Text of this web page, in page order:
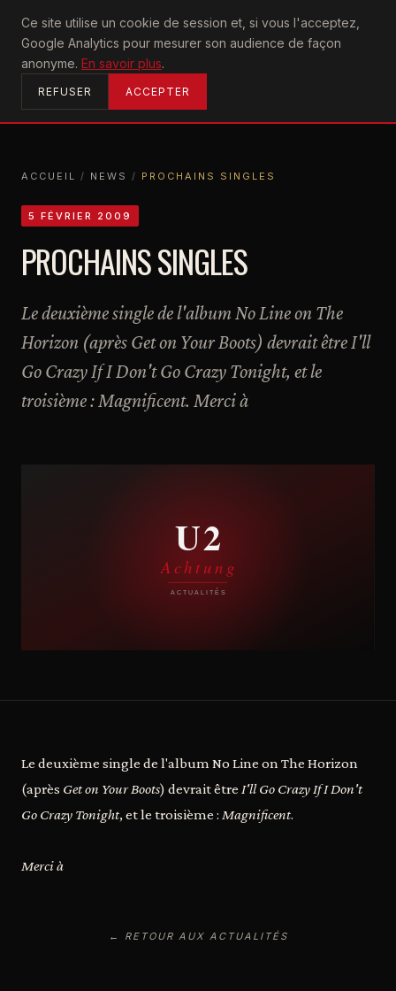
Ce site utilise un cookie de session et, si vous l'acceptez,
Google Analytics pour mesurer son audience de façon
anonyme. En savoir plus.
REFUSER ACCEPTER
U2achtung
ACCUEIL
ACCUEIL / NEWS / PROCHAINS SINGLES
5 FÉVRIER 2009
PROCHAINS SINGLES
Le deuxième single de l'album No Line on The
Horizon (après Get on Your Boots) devrait être I'll
Go Crazy If I Don't Go Crazy Tonight, et le
troisième : Magnificent. Merci à
Le deuxième single de l'album No Line on The Horizon
(après Get on Your Boots) devrait être I'll Go Crazy If I Don't
Go Crazy Tonight, et le troisième : Magnificent.
Merci à
← RETOUR AUX ACTUALITÉS